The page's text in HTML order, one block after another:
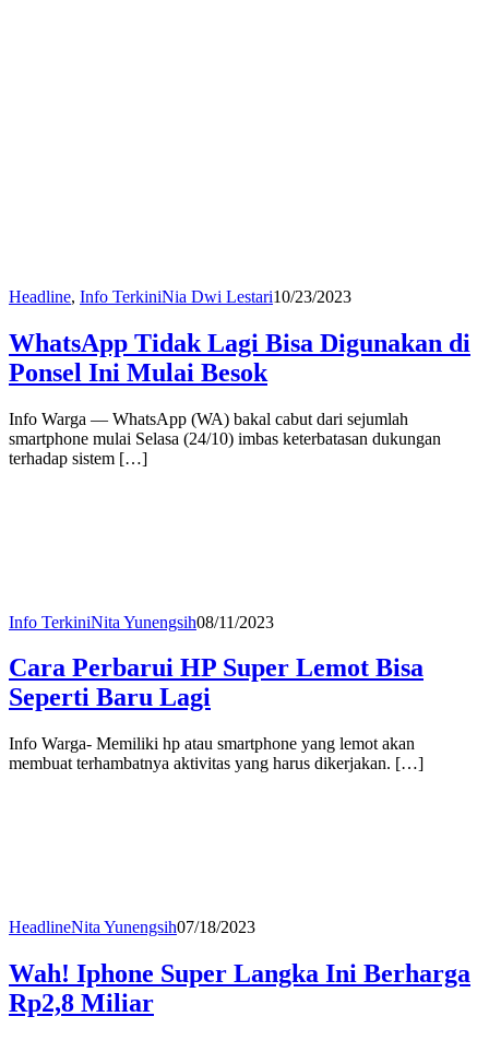
Headline, Info TerkiniNia Dwi Lestari10/23/2023
WhatsApp Tidak Lagi Bisa Digunakan di
Ponsel Ini Mulai Besok
Info Warga — WhatsApp (WA) bakal cabut dari sejumlah
smartphone mulai Selasa (24/10) imbas keterbatasan dukungan
terhadap sistem […]
Info TerkiniNita Yunengsih08/11/2023
Cara Perbarui HP Super Lemot Bisa
Seperti Baru Lagi
Info Warga- Memiliki hp atau smartphone yang lemot akan
membuat terhambatnya aktivitas yang harus dikerjakan. […]
HeadlineNita Yunengsih07/18/2023
Wah! Iphone Super Langka Ini Berharga
Rp2,8 Miliar